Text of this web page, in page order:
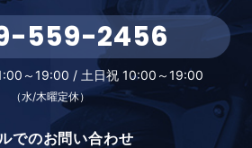
559-2456
～19:00 / 土日祝 10:00～19:00
（水/木曜定休）
でのお問い合わせ